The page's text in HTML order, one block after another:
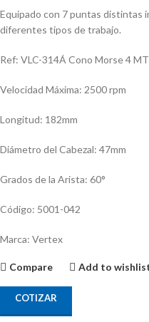
Equipado con 7 puntas distintas
diferentes tipos de trabajo.
Ref: VLC-314Á Cono Morse 4
Velocidad Máxima: 2500 rpm
Longitud: 182mm
Diámetro del Cabezal: 47mm
Grados de la Arista: 60°
Código: 5001-042
Marca: Vertex
Compare Add to
COTIZAR